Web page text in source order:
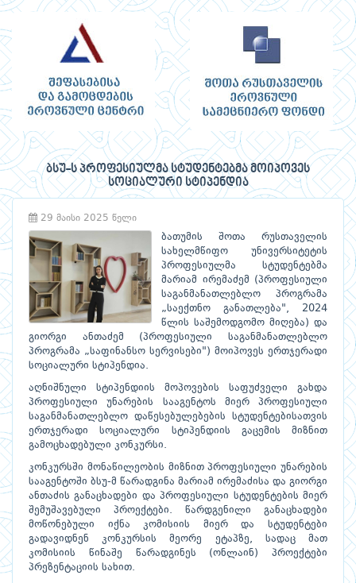
ბსუ-ს პროფესიულმა სტუდენტებმა მოიპოვეს
სოციალური სტიპენდია
29 მაისი 2025 წელი
ბათუმის შოთა რუსთაველის
სახელმწიფო უნივერსიტეტის
პროფესიულმა სტუდენტებმა
მარიამ ირემაძემ (პროფესიული
საგანმანათლებლო პროგრამა
„საექთნო განათლება", 2024
წლის საშემოდგომო მიღება) და
გიორგი ანთაძემ (პროფესიული საგანმანათლებლო
პროგრამა „საფინანსო სერვისები") მოიპოვეს ერთჯერადი
სოციალური სტიპენდია.
აღნიშნული სტიპენდიის მოპოვების საფუძველი გახდა
პროფესიული უნარების სააგენტოს მიერ პროფესიული
საგანმანათლებლო დაწესებულებების სტუდენტებისათვის
ერთჯერადი სოციალური სტიპენდიის გაცემის მიზნით
გამოცხადებული კონკურსი.
კონკურსში მონაწილეობის მიზნით პროფესიული უნარების
სააგენტოში ბსუ-მ წარადგინა მარიამ ირემაძისა და გიორგი
ანთაძის განაცხადები და პროფესიული სტუდენტების მიერ
შემუშავებული პროექტები. წარდგენილი განაცხადები
მოწონებული იქნა კომისიის მიერ და სტუდენტები
გადავიდნენ კონკურსის მეორე ეტაპზე, სადაც მათ
კომისიის წინაშე წარადგინეს (ონლაინ) პროექტები
პრეზენტაციის სახით.